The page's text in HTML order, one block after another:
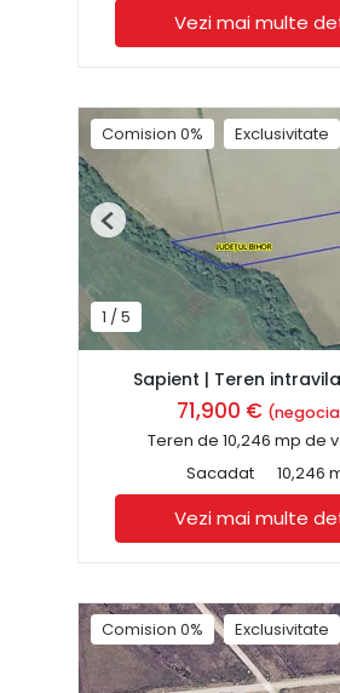
Vezi mai multe
Comision 0% Exclusivitate
1 / 5
Previous
Sapient | Teren
71,900 €
Teren de 10,246 mp de
Sacadat
10,246
Vezi mai multe
Comision 0% Exclusivitate